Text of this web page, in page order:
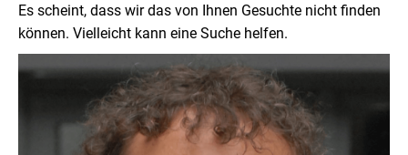
Es scheint, dass wir das von Ihnen Gesuchte nicht finden
können. Vielleicht kann eine Suche helfen.